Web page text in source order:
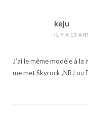
keju
IL Y A 13
J’ai le même modèle à
me met Skyrock ,NRJ ou